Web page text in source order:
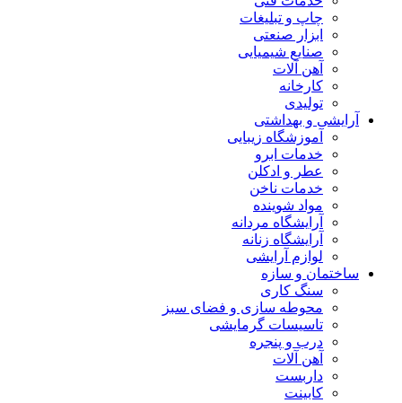
چاپ و تبلیغات
ابزار صنعتی
صنایع شیمیایی
آهن آلات
کارخانه
تولیدی
آرایشی و بهداشتی
آموزشگاه زیبایی
خدمات ابرو
عطر و ادکلن
خدمات ناخن
مواد شوینده
آرایشگاه مردانه
آرایشگاه زنانه
لوازم آرایشی
ساختمان و سازه
سنگ کاری
محوطه سازی و فضای سبز
تاسیسات گرمایشی
درب و پنجره
آهن آلات
داربست
کابینت